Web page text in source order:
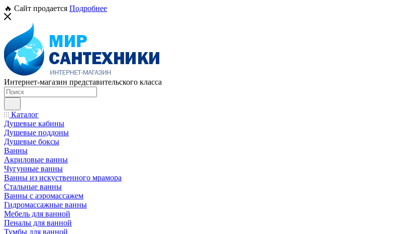
🔥 Сайт продается Подробнее
Интернет-магазин представительского класса
Каталог
Душевые кабины
Душевые поддоны
Душевые боксы
Ванны
Акриловые ванны
Чугунные ванны
Ванны из искуственного мрамора
Стальные ванны
Ванны с аэромассажем
Гидромассажные ванны
Мебель для ванной
Пеналы для ванной
Тумбы для ванной